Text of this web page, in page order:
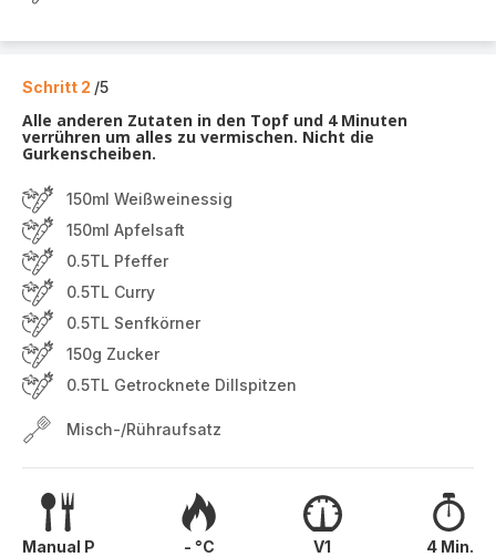
Schritt 2 /5
Alle anderen Zutaten in den Topf und 4 Minuten
verrühren um alles zu vermischen. Nicht die
Gurkenscheiben.
150ml Weißweinessig
150ml Apfelsaft
0.5TL Pfeffer
0.5TL Curry
0.5TL Senfkörner
150g Zucker
0.5TL Getrocknete Dillspitzen
Misch-/Rühraufsatz
Manual P - °C V1 4 Min.